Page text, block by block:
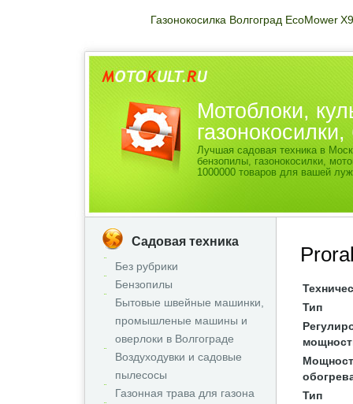
Газонокосилка Волгоград EcoMower X9
Мотоблоки,
Лучшая садовая техника в
бензопилы, газонокосилки,
1000000 товаров для вашей
Садовая техника
Без рубрики
Бензопилы
Бытовые швейные машинки,
промышленые машины и
оверлоки в Волгограде
Воздуходувки и садовые
пылесосы
Газонная трава для газона
Тип
Тип